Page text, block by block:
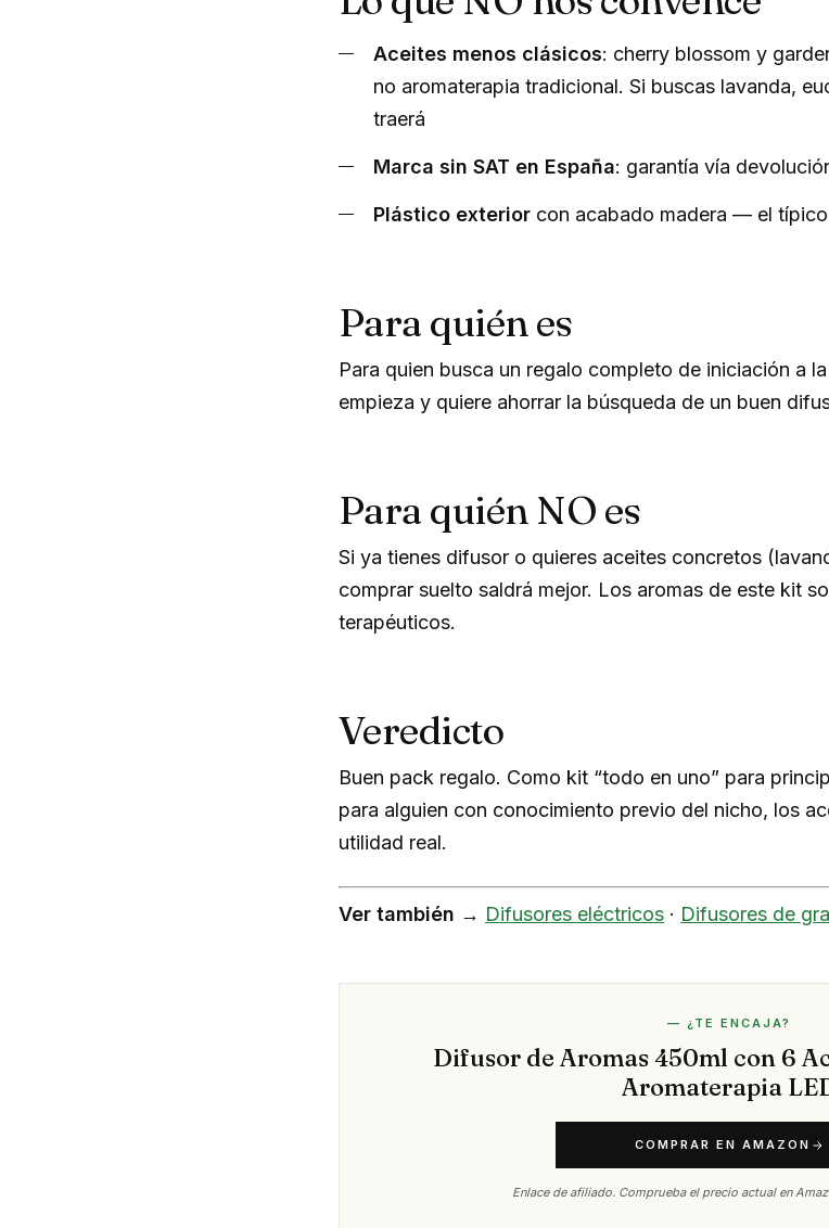
Aceites menos clásicos: cherry blossom y
no aromaterapia tradicional. Si buscas lavanda,
traerá
Marca sin SAT en España: garantía vía
Plástico exterior con acabado madera — el típico
Para quién es
Para quien busca un regalo completo de iniciación a
empieza y quiere ahorrar la búsqueda de un buen
Para quién NO es
Si ya tienes difusor o quieres aceites concretos
comprar suelto saldrá mejor. Los aromas de este kit
terapéuticos.
Veredicto
Buen pack regalo. Como kit “todo en uno” para
para alguien con conocimiento previo del nicho, los
utilidad real.
Ver también → Difusores eléctricos · Difusores de
— ¿TE ENCAJA?
Difusor de Aromas 450ml con 6
Aromaterapia
COMPRAR EN AMAZON
Enlace de afiliado. Comprueba el precio actual en